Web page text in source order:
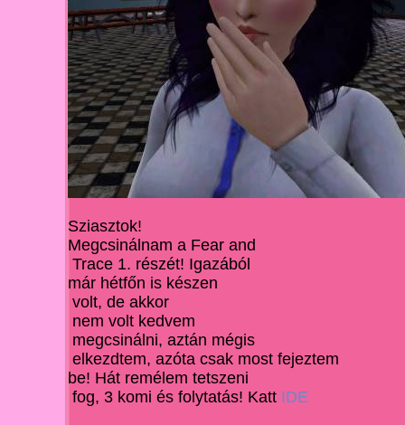
Sziasztok!
Megcsinálnam a Fear and
Trace 1. részét! Igazából
már hétfőn is készen
volt, de akkor
nem volt kedvem
megcsinálni, aztán mégis
elkezdtem, azóta csak most fejeztem
be! Hát remélem tetszeni
fog, 3 komi és folytatás! Katt IDE